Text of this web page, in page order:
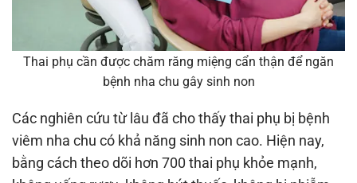
Thai phụ cần được chăm răng miệng cẩn thận để ngăn
bệnh nha chu gây sinh non
Các nghiên cứu từ lâu đã cho thấy thai phụ bị bệnh
viêm nha chu có khả năng sinh non cao. Hiện nay,
bằng cách theo dõi hơn 700 thai phụ khỏe mạnh,